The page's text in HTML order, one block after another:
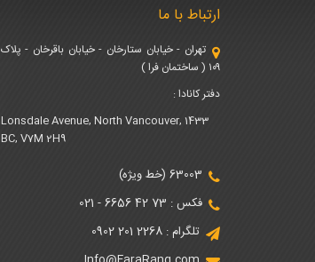
ارتباط با ما
تهران - خیابان ستارخان - خیابان باقرخان - پلاک
۱۰۹ ( ساختمان فرا )
دفتر کانادا :
1433 Lonsdale Avenue, North Vancouver,
BC, V7M 2H9
63003 (خط ویژه)
فکس : 73 42 6656 - 021
تلگرام : 2268 201 0902